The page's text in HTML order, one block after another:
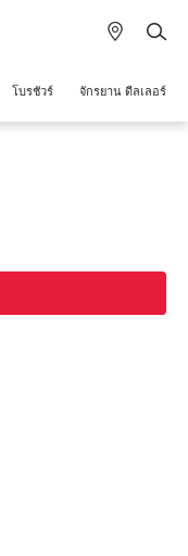
โบรชัวร์ จักรยาน ดีลเลอร์